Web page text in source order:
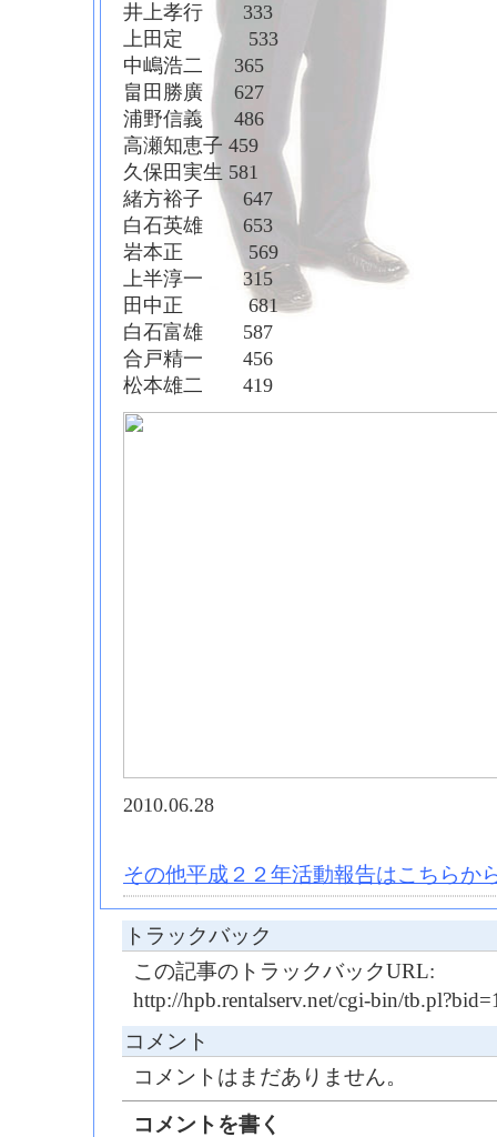
井上孝行 333
上田定 533
中嶋浩二 365
畠田勝廣 627
浦野信義 486
高瀬知恵子 459
久保田実生 581
緒方裕子 647
白石英雄 653
岩本正 569
上半淳一 315
田中正 681
白石富雄 587
合戸精一 456
松本雄二 419
2010.06.28
その他平成２２年活動報告はこちらか
トラックバック
この記事のトラックバックURL:
http://hpb.rentalserv.net/cgi-bin/
コメント
コメントはまだありません。
コメントを書く